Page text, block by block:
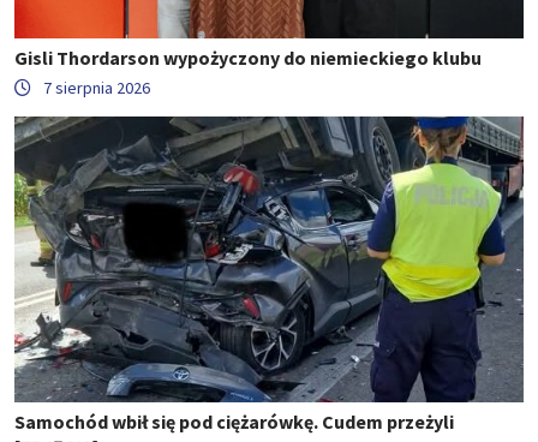
Gisli Thordarson wypożyczony do niemieckiego klubu
7 sierpnia 2026
Samochód wbił się pod ciężarówkę. Cudem przeżyli